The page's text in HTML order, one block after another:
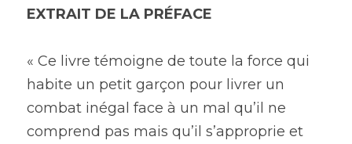
EXTRAIT DE LA PRÉFACE
« Ce livre témoigne de toute la force qui
habite un petit garçon pour livrer un
combat inégal face à un mal qu’il ne
comprend pas mais qu’il s’approprie et